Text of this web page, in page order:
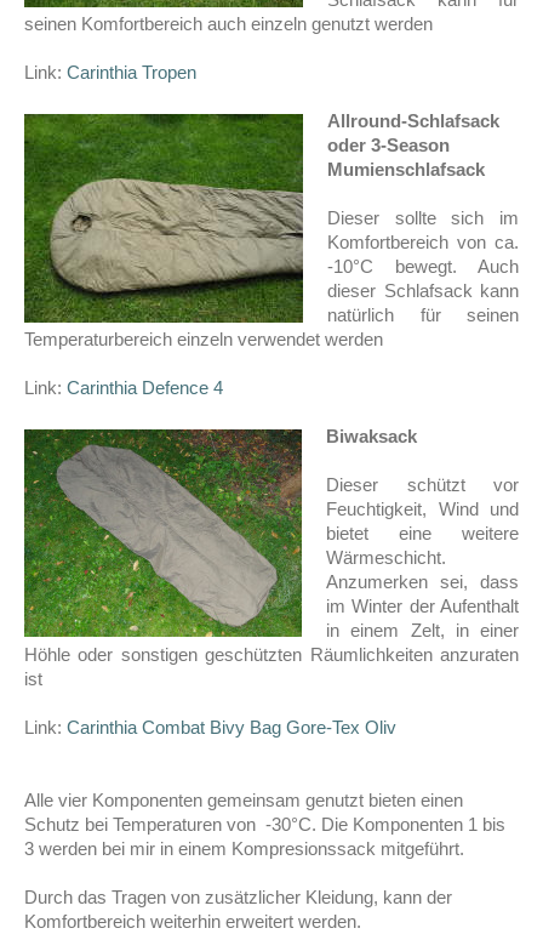
seinen Komfortbereich auch einzeln genutzt werden
Link: Carinthia Tropen
Allround-Schlafsack
oder 3-Season
Mumienschlafsack
Dieser sollte sich im
Komfortbereich von ca.
-10°C bewegt. Auch
dieser Schlafsack kann
natürlich für seinen
Temperaturbereich einzeln verwendet werden
Link: Carinthia Defence 4
Biwaksack
Dieser schützt vor
Feuchtigkeit, Wind und
bietet eine weitere
Wärmeschicht.
Anzumerken sei, dass
im Winter der Aufenthalt
in einem Zelt, in einer
Höhle oder sonstigen geschützten Räumlichkeiten anzuraten
ist
Link: Carinthia Combat Bivy Bag Gore-Tex Oliv
Alle vier Komponenten gemeinsam genutzt bieten einen
Schutz bei Temperaturen von -30°C. Die Komponenten 1 bis
3 werden bei mir in einem Kompresionssack mitgeführt.
Durch das Tragen von zusätzlicher Kleidung, kann der
Komfortbereich weiterhin erweitert werden.